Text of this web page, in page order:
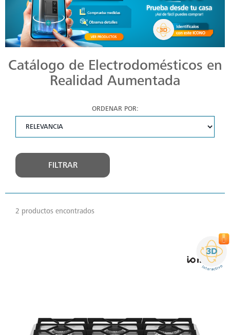
Catálogo de Electrodomésticos en
Realidad Aumentada
ORDENAR POR:
FILTRAR
2 productos encontrados